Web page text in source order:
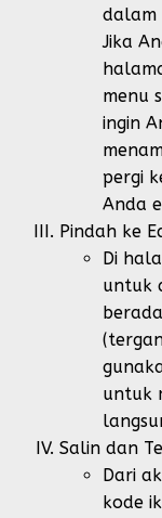
dalam
Jika
menu
ingin
pergi
Anda
Pindah ke
Di
untuk
untuk
Salin dan
Dari
kode